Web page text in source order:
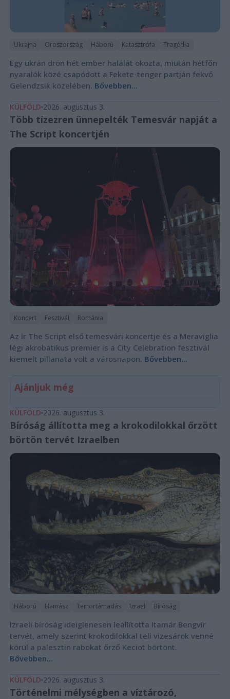
Ukrajna Oroszország Háború Katasztrófa Tragédia
Egy ukrán drón hét ember halálát okozta, miután hétfőn
nyaralók közé csapódott a Fekete-tenger partján fekvő
Gelendzsik közelében. Bővebben...
KÜLFÖLD 2026. augusztus 3.
Több tízezren ünnepelték Temesvár napját a
The Script koncertjén
Koncert Fesztivál Románia
Az ír The Script első temesvári koncertje és a Meraviglia
légi akrobatikus premier is a City Celebration fesztivál
kiemelt pillanata volt a városnapon. Bővebben...
Ajánljuk még
KÜLFÖLD 2026. augusztus 3.
Bíróság állította meg a krokodilokkal őrzött
börtön tervét Izraelben
Háború Hamász Terrortámadás Izrael Bíróság
Izraeli bíróság ideiglenesen leállította Itamár Bengvír
tervét, amely szerint krokodilokkal teli vizesárok venné
körül a palesztin rabokat őrző Keciot börtönt.
Bővebben...
KÜLFÖLD 2026. augusztus 3.
Történelmi mélységben a víztározó,